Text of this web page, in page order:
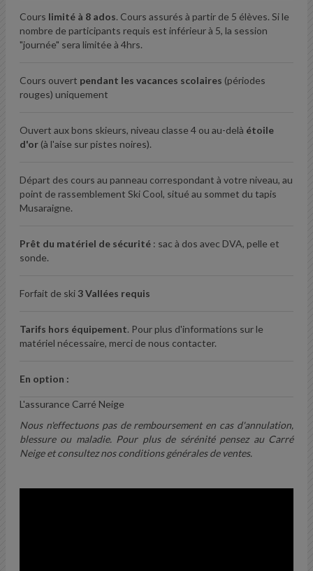
Cours limité à 8 ados. Cours assurés à partir de 5 élèves. Si le
nombre de participants requis est inférieur à 5, la session
"journée" sera limitée à 4hrs.
Cours ouvert pendant les vacances scolaires (périodes
rouges) uniquement
Ouvert aux bons skieurs, niveau classe 4 ou au-delà étoile
d'or (à l'aise sur pistes noires).
Départ des cours au panneau correspondant à votre niveau, au
point de rassemblement Ski Cool, situé au sommet du tapis
Musaraigne.
Prêt du matériel de sécurité : sac à dos avec DVA, pelle et
sonde.
Forfait de ski 3 Vallées requis
Tarifs hors équipement. Pour plus d'informations sur le
matériel nécessaire, merci de nous contacter.
En option :
L'assurance Carré Neige
Nous n'effectuons pas de remboursement en cas d'annulation,
blessure ou maladie. Pour plus de sérénité pensez au Carré
Neige et consultez nos conditions générales de ventes.